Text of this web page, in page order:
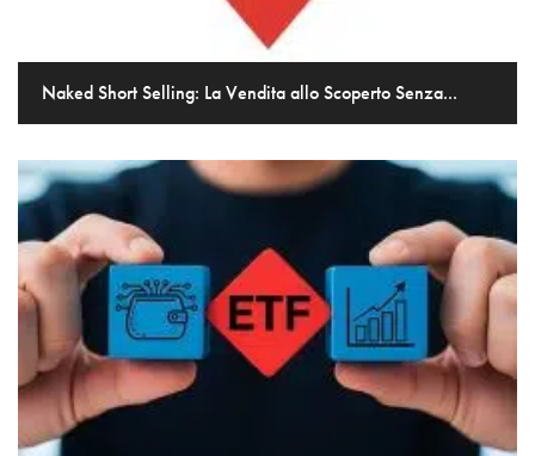
Naked Short Selling: La Vendita allo Scoperto Senza...